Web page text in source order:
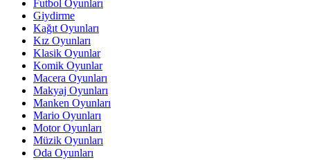
Futbol Oyunları
Giydirme
Kağıt Oyunları
Kız Oyunları
Klasik Oyunlar
Komik Oyunlar
Macera Oyunları
Makyaj Oyunları
Manken Oyunları
Mario Oyunları
Motor Oyunları
Müzik Oyunları
Oda Oyunları